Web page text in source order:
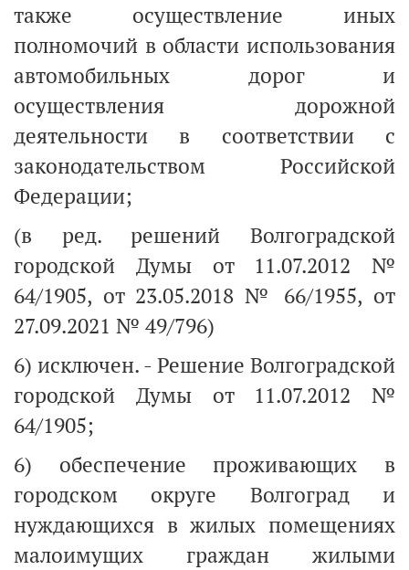
также осуществление иных
полномочий в области использования
автомобильных дорог и
осуществления дорожной
деятельности в соответствии с
законодательством Российской
Федерации;
(в ред. решений Волгоградской
городской Думы от 11.07.2012 №
64/1905, от 23.05.2018 № 66/1955, от
27.09.2021 № 49/796)
6) исключен. - Решение Волгоградской
городской Думы от 11.07.2012 №
64/1905;
6) обеспечение проживающих в
городском округе Волгоград и
нуждающихся в жилых помещениях
малоимущих граждан жилыми